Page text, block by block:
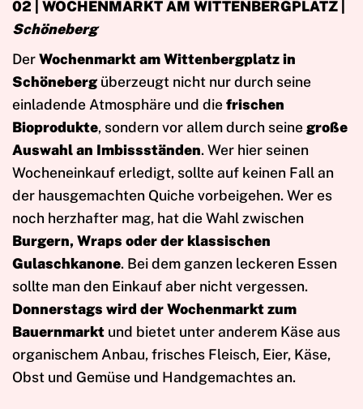
02 | WOCHENMARKT AM WITTENBERGPLATZ |
Schöneberg
DerWochenmarkt am Wittenbergplatz in
Schöneberg überzeugt nicht nur durch seine
einladende Atmosphäre und diefrischen
Bioprodukte, sondern vor allem durch seinegroße
Auswahl an Imbissständen. Wer hier seinen
Wocheneinkauf erledigt, sollte auf keinen Fall an
der hausgemachten Quiche vorbeigehen. Wer es
noch herzhafter mag, hat die Wahl zwischen
Burgern, Wraps oder der klassischen
Gulaschkanone. Bei dem ganzen leckeren Essen
sollte man den Einkauf aber nicht vergessen.
Donnerstags wird der Wochenmarkt zum
Bauernmarkt und bietet unter anderem Käse aus
organischem Anbau, frisches Fleisch, Eier, Käse,
Obst und Gemüse und Handgemachtes an.